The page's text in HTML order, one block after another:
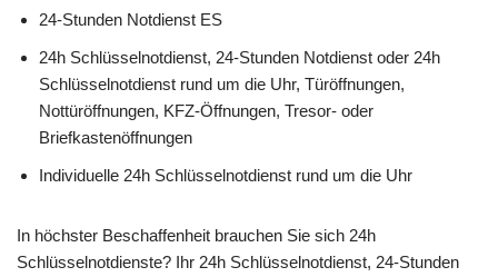
24-Stunden Notdienst ES
24h Schlüsselnotdienst, 24-Stunden Notdienst oder 24h
Schlüsselnotdienst rund um die Uhr, Türöffnungen,
Nottüröffnungen, KFZ-Öffnungen, Tresor- oder
Briefkastenöffnungen
Individuelle 24h Schlüsselnotdienst rund um die Uhr
In höchster Beschaffenheit brauchen Sie sich 24h
Schlüsselnotdienste? Ihr 24h Schlüsselnotdienst, 24-Stunden